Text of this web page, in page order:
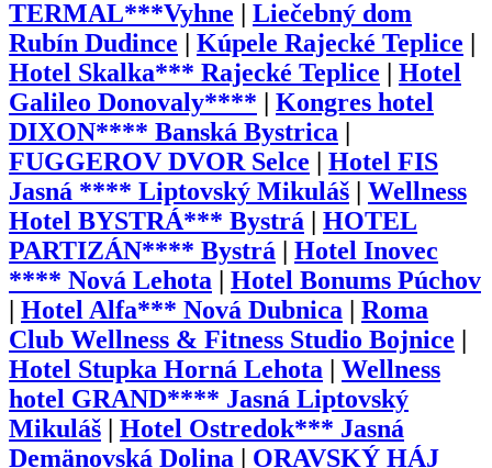
TERMAL***Vyhne
Liečebný dom
Rubín Dudince
Kúpele Rajecké Teplice
Hotel Skalka*** Rajecké Teplice
Hotel
Galileo Donovaly****
Kongres hotel
DIXON**** Banská Bystrica
FUGGEROV DVOR Selce
Hotel FIS
Jasná **** Liptovský Mikuláš
Wellness
Hotel BYSTRÁ*** Bystrá
HOTEL
PARTIZÁN**** Bystrá
Hotel Inovec
**** Nová Lehota
Hotel Bonums Púchov
Hotel Alfa*** Nová Dubnica
Roma
Club Wellness & Fitness Studio Bojnice
Hotel Stupka Horná Lehota
Wellness
hotel GRAND**** Jasná Liptovský
Mikuláš
Hotel Ostredok*** Jasná
Demänovská Dolina
ORAVSKÝ HÁJ